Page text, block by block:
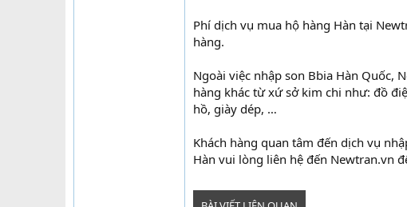
Phí dịch vụ mua hộ hàng Hàn tại
hàng.
Ngoài việc nhập son Bbia Hàn Quốc,
hàng khác từ xứ sở kim chi như: đồ
hồ, giày dép, …
Khách hàng quan tâm đến dịch vụ
Hàn vui lòng liên hệ đến Newtran.vn